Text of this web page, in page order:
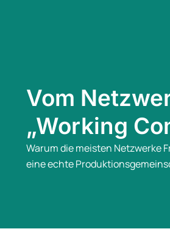
Vom
„Working
Warum die meisten Netzwerke
eine echte